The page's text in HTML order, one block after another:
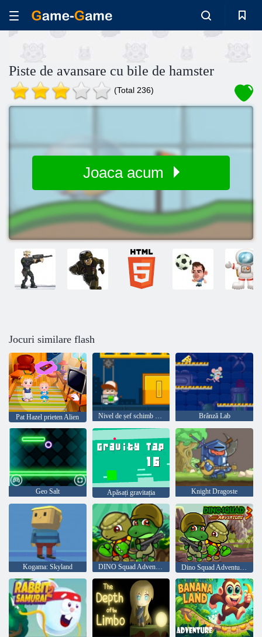
Piste de avansare cu bile de hamster
(Total 236)
Joaca acum
Jocuri similare flash
Pat Hazel prieten Alien Nivel de șef schimb de focuri Brânză Lab
Geo Salt Apăsați gravitația Knight Dragoste
Kogama: Skyland DINO Squad Adventure Dino Squad Adventure 3